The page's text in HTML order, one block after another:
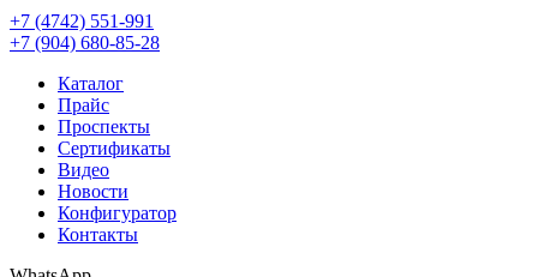
+7 (4742) 551-991
+7 (904) 680-85-28
Каталог
Прайс
Проспекты
Сертификаты
Видео
Новости
Конфигуратор
Контакты